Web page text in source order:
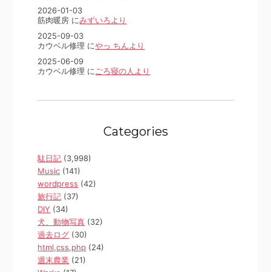
2026-01-03
筋肉暖房 にみずいろより
2025-09-03
カウベル修理 にやっ ちんより
2025-06-09
カウベル修理 に ごろ寝の人より
Categories
駄日記 (3,998)
Music (141)
wordpress (42)
旅行記 (37)
DIY (34)
犬、動物写真 (32)
過去ログ (30)
html,css,php (24)
週末農業 (21)